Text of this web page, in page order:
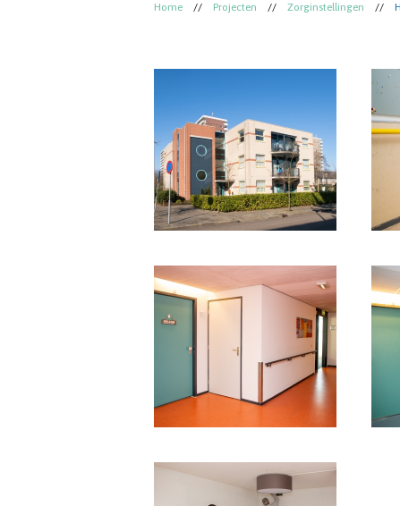
Home // Projecten // Zorginstellingen //